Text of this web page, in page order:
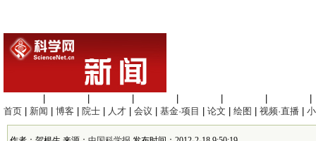
首页
新闻 博客 院士 人才 会议 基金·项目 论文 绘图 视频·直播